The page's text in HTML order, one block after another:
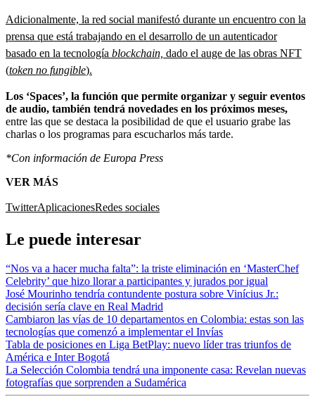
Adicionalmente, la red social manifestó durante un encuentro con la
prensa que está trabajando en el desarrollo de un autenticador
basado en la tecnología blockchain, dado el auge de las obras NFT
(token no fungible).
Los ‘Spaces’, la función que permite organizar y seguir eventos
de audio, también tendrá novedades en los próximos meses,
entre las que se destaca la posibilidad de que el usuario grabe las
charlas o los programas para escucharlos más tarde.
*Con información de Europa Press
VER MÁS
TwitterAplicacionesRedes sociales
Le puede interesar
“Nos va a hacer mucha falta”: la triste eliminación en ‘MasterChef
Celebrity’ que hizo llorar a participantes y jurados por igual
José Mourinho tendría contundente postura sobre Vinícius Jr.:
decisión sería clave en Real Madrid
Cambiaron las vías de 10 departamentos en Colombia: estas son las
tecnologías que comenzó a implementar el Invías
Tabla de posiciones en Liga BetPlay: nuevo líder tras triunfos de
América e Inter Bogotá
La Selección Colombia tendrá una imponente casa: Revelan nuevas
fotografías que sorprenden a Sudamérica